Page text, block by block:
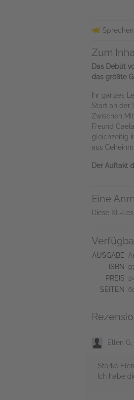
Zum
Das Debüt
das größte
Ihr ganzes
Start an der
Zwischen
Freund
gleichzeitig
aus
Der Auftakt
Eine
Diese XL-
AUSGABE
ISBN
PREIS
SEITEN
Ellen
Starke
Ich habe